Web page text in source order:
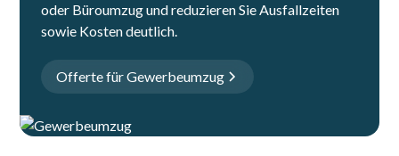
oder Büroumzug und reduzieren Sie Ausfallzeiten
sowie Kosten deutlich.
Offerte für Gewerbeumzug